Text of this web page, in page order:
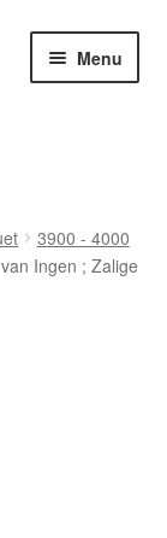
Menu
3900 - 4000
Ingen ; Zalige